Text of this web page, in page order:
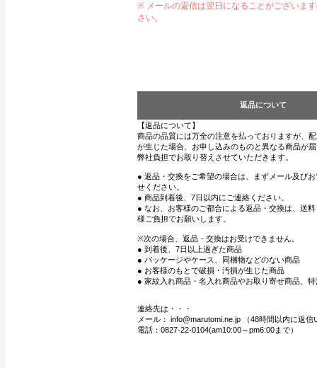
※ メールの返信は翌日になることがございま
さい。
返品について
【返品について】
商品の品質には万全の注意を払っておりますが、
が生じた場合、お申し込みのものと異なる商品が
弊社負担でお取り替えさせていただきます。
● 返品・交換をご希望の場合は、まずメール及び
せください。
● 商品到着後、7日以内にご連絡ください。
● なお、お客様のご都合による返品・交換は、送
様ご負担でお願いします。
※次の場合、返品・交換はお受けできません。
● 到着後、7日以上過ぎた商品
● パッケージやケース、同梱物などのない商品
● お客様のもとで破損・汚損が生じた商品
● 家紋入れ商品・名入れ商品やお取り寄せ商品、
連絡先は・・・
メール： info@marutomi.ne.jp （48時間以内に返信
電話：0827-22-0104(am10:00～pm6:00まで）